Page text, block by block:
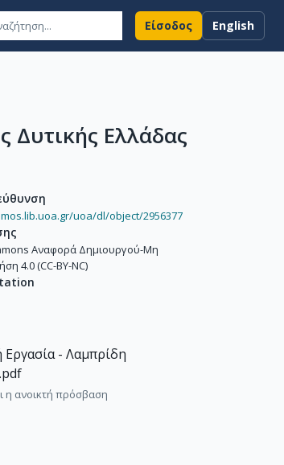
Είσοδος English
Δυτικής Ελλάδας
uoa/dl/object/2956377
Αναφορά Δημιουργού-Μη
4.0 (CC-BY-NC)
Εργασία - Λαμπρίδη
η ανοικτή πρόσβαση